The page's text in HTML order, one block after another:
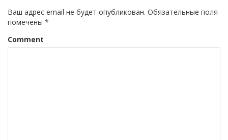
Ваш адрес email не будет опубликован. Обязательные поля
помечены *
Comment